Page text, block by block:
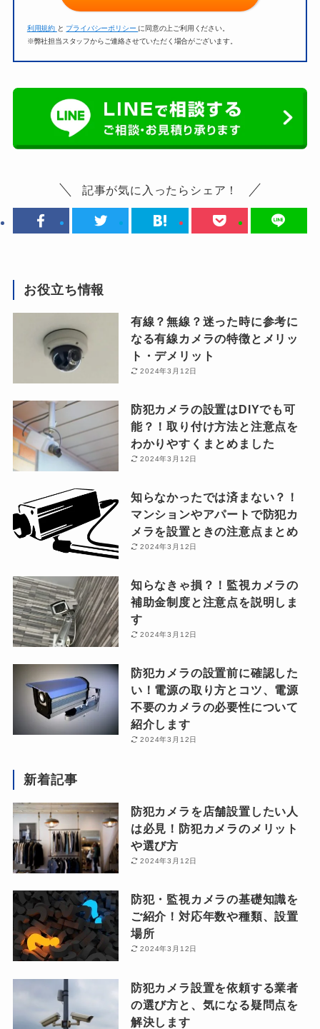
利用規約 と プライバシーポリシー に同意の上ご利用ください。
※弊社担当スタッフからご連絡させていただく場合がございます。
記事が気に入ったらシェア！
お役立ち情報
有線？無線？迷った時に参考に
なる有線カメラの特徴とメリッ
ト・デメリット
2024年3月12日
防犯カメラの設置はDIYでも可
能？！取り付け方法と注意点を
わかりやすくまとめました
2024年3月12日
知らなかったでは済まない？！
マンションやアパートで防犯カ
メラを設置ときの注意点まとめ
2024年3月12日
知らなきゃ損？！監視カメラの
補助金制度と注意点を説明しま
す
2024年3月12日
防犯カメラの設置前に確認した
い！電源の取り方とコツ、電源
不要のカメラの必要性について
紹介します
2024年3月12日
新着記事
防犯カメラを店舗設置したい人
は必見！防犯カメラのメリット
や選び方
2024年3月12日
防犯・監視カメラの基礎知識を
ご紹介！対応年数や種類、設置
場所
2024年3月12日
防犯カメラ設置を依頼する業者
の選び方と、気になる疑問点を
解決します